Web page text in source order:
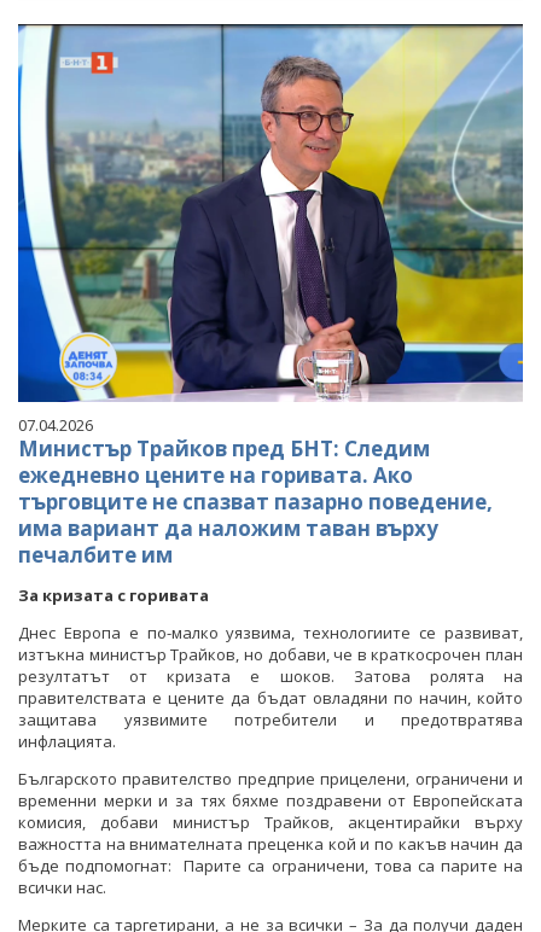
07.04.2026
Министър Трайков пред БНТ: Следим
ежедневно цените на горивата. Ако
търговците не спазват пазарно поведение,
има вариант да наложим таван върху
печалбите им
За кризата с горивата
Днес Европа е по-малко уязвима, технологиите се развиват,
изтъкна министър Трайков, но добави, че в краткосрочен план
резултатът от кризата е шоков. Затова ролята на
правителствата е цените да бъдат овладяни по начин, който
защитава уязвимите потребители и предотвратява
инфлацията.
Българското правителство предприе прицелени, ограничени и
временни мерки и за тях бяхме поздравени от Европейската
комисия, добави министър Трайков, акцентирайки върху
важността на внимателната преценка кой и по какъв начин да
бъде подпомогнат: Парите са ограничени, това са парите на
всички нас.
Мерките са таргетирани, а не за всички – За да получи даден